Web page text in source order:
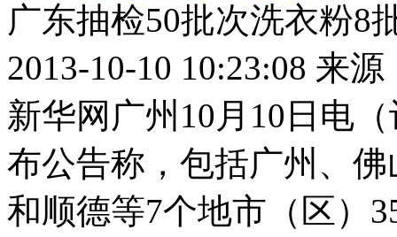
广东抽检50批次洗衣粉8
2013-10-10 10:23:08 来
新华网广州10月10日电
布公告称，包括广州、
和顺德等7个地市（区）